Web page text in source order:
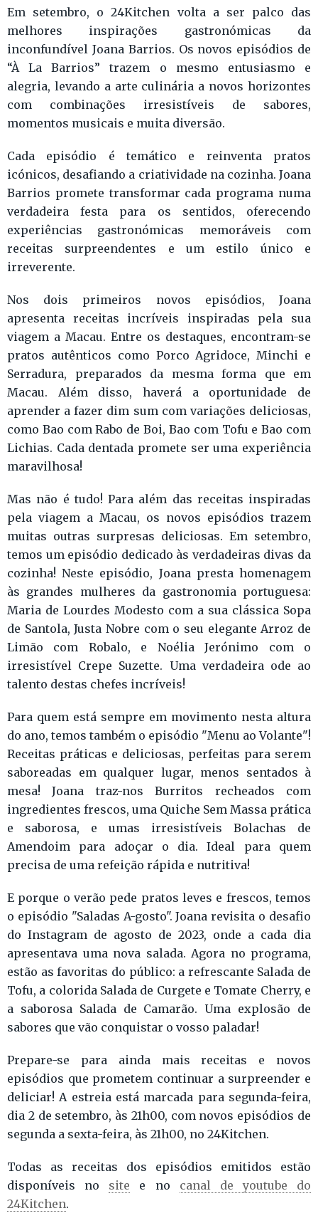
Em setembro, o 24Kitchen volta a ser palco das
melhores inspirações gastronómicas da
inconfundível Joana Barrios. Os novos episódios de
“À La Barrios” trazem o mesmo entusiasmo e
alegria, levando a arte culinária a novos horizontes
com combinações irresistíveis de sabores,
momentos musicais e muita diversão.
Cada episódio é temático e reinventa pratos
icónicos, desafiando a criatividade na cozinha. Joana
Barrios promete transformar cada programa numa
verdadeira festa para os sentidos, oferecendo
experiências gastronómicas memoráveis com
receitas surpreendentes e um estilo único e
irreverente.
Nos dois primeiros novos episódios, Joana
apresenta receitas incríveis inspiradas pela sua
viagem a Macau. Entre os destaques, encontram-se
pratos autênticos como Porco Agridoce, Minchi e
Serradura, preparados da mesma forma que em
Macau. Além disso, haverá a oportunidade de
aprender a fazer dim sum com variações deliciosas,
como Bao com Rabo de Boi, Bao com Tofu e Bao com
Lichias. Cada dentada promete ser uma experiência
maravilhosa!
Mas não é tudo! Para além das receitas inspiradas
pela viagem a Macau, os novos episódios trazem
muitas outras surpresas deliciosas. Em setembro,
temos um episódio dedicado às verdadeiras divas da
cozinha! Neste episódio, Joana presta homenagem
às grandes mulheres da gastronomia portuguesa:
Maria de Lourdes Modesto com a sua clássica Sopa
de Santola, Justa Nobre com o seu elegante Arroz de
Limão com Robalo, e Noélia Jerónimo com o
irresistível Crepe Suzette. Uma verdadeira ode ao
talento destas chefes incríveis!
Para quem está sempre em movimento nesta altura
do ano, temos também o episódio "Menu ao Volante"!
Receitas práticas e deliciosas, perfeitas para serem
saboreadas em qualquer lugar, menos sentados à
mesa! Joana traz-nos Burritos recheados com
ingredientes frescos, uma Quiche Sem Massa prática
e saborosa, e umas irresistíveis Bolachas de
Amendoim para adoçar o dia. Ideal para quem
precisa de uma refeição rápida e nutritiva!
E porque o verão pede pratos leves e frescos, temos
o episódio "Saladas A-gosto". Joana revisita o desafio
do Instagram de agosto de 2023, onde a cada dia
apresentava uma nova salada. Agora no programa,
estão as favoritas do público: a refrescante Salada de
Tofu, a colorida Salada de Curgete e Tomate Cherry, e
a saborosa Salada de Camarão. Uma explosão de
sabores que vão conquistar o vosso paladar!
Prepare-se para ainda mais receitas e novos
episódios que prometem continuar a surpreender e
deliciar! A estreia está marcada para segunda-feira,
dia 2 de setembro, às 21h00, com novos episódios de
segunda a sexta-feira, às 21h00, no 24Kitchen.
Todas as receitas dos episódios emitidos estão
disponíveis no site e no canal de youtube do
24Kitchen.